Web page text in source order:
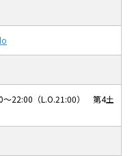
〜22:00（L.O.21:00） 第4土